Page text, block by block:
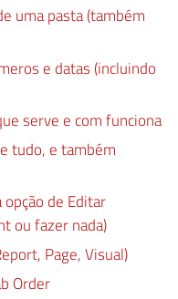
uma pasta (também
e datas (incluindo
serve e com funciona
tudo, e também
de Editar
ou fazer nada)
Page, Visual)
Order